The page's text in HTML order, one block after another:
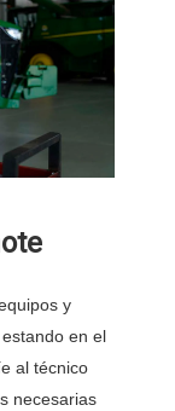
y
en el
al técnico
necesarias